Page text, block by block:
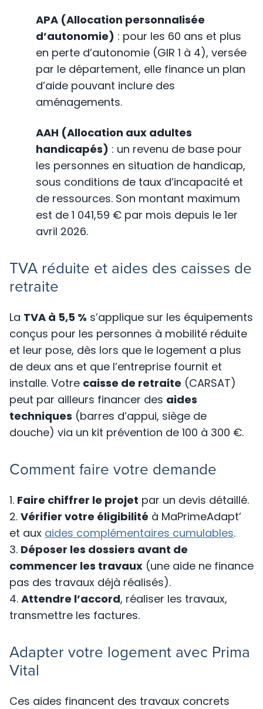
APA (Allocation personnalisée
d’autonomie) : pour les 60 ans et plus
en perte d’autonomie (GIR 1 à 4), versée
par le département, elle finance un plan
d’aide pouvant inclure des
aménagements.
AAH (Allocation aux adultes
handicapés) : un revenu de base pour
les personnes en situation de handicap,
sous conditions de taux d’incapacité et
de ressources. Son montant maximum
est de 1 041,59 € par mois depuis le 1er
avril 2026.
TVA réduite et aides des caisses de
retraite
La TVA à 5,5 % s’applique sur les équipements
conçus pour les personnes à mobilité réduite
et leur pose, dès lors que le logement a plus
de deux ans et que l’entreprise fournit et
installe. Votre caisse de retraite (CARSAT)
peut par ailleurs financer des aides
techniques (barres d’appui, siège de
douche) via un kit prévention de 100 à 300 €.
Comment faire votre demande
Faire chiffrer le projet par un devis détaillé.
Vérifier votre éligibilité à MaPrimeAdapt’
et aux aides complémentaires cumulables.
Déposer les dossiers avant de
commencer les travaux (une aide ne finance
pas des travaux déjà réalisés).
Attendre l’accord, réaliser les travaux,
transmettre les factures.
Adapter votre logement avec Prima
Vital
Ces aides financent des travaux concrets